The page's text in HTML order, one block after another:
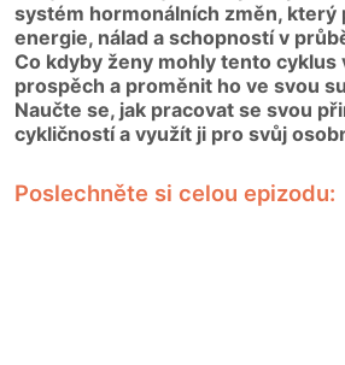
systém hormonálních změn, který
energie, nálad a schopností v
Co kdyby ženy mohly tento cyklus
prospěch a proměnit ho ve svou
Naučte se, jak pracovat se svou
cykličností a využít ji pro svůj
Poslechněte si celou epizodu: